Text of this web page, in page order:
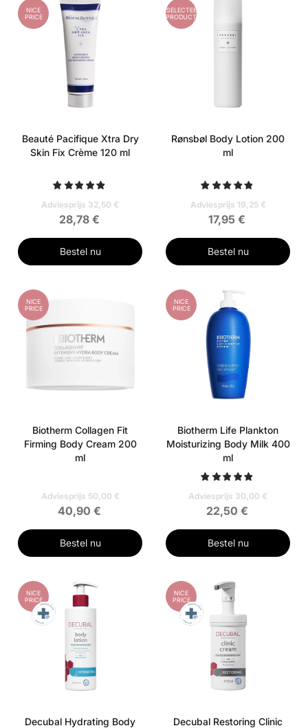
NICE
PRICE
Beauté Pacifique Xtra Dry
Skin Fix Crème 120 ml
Adviesprijs 32,50 €
28,78 €
Bestel nu
GESELECTEERD
PRODUCT
Rønsbøl Body Lotion 200
ml
Adviesprijs 19,25 €
17,95 €
Bestel nu
NICE
PRICE
Biotherm Collagen Fit
Firming Body Cream 200
ml
Adviesprijs 50,00 €
40,90 €
Bestel nu
NICE
PRICE
Biotherm Life Plankton
Moisturizing Body Milk 400
ml
Adviesprijs 30,00 €
22,50 €
Bestel nu
NICE
PRICE
Decubal Hydrating Body
NICE
PRICE
Decubal Restoring Clinic